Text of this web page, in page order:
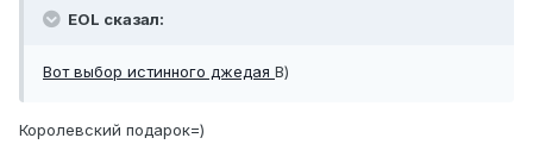
EOL сказал:
Вот выбор истинного джедая В)
Королевский подарок=)